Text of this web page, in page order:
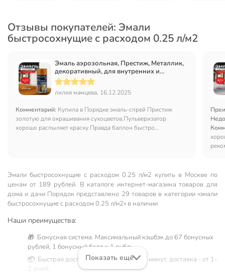
Отзывы покупателей: Эмали
быстросохнущие с расходом 0.25 л/м2
Эмаль аэрозольная, Престиж, Металлик,
декоративный, для внутренних и
наружных работ, акриловая, глянцевая,
золотая, 520 мл
лилия мамцева, 16.12.2025
Комментарий: Купила в Порядке эмаль-спрей Пристиж
золотую для окрашивания сухоцветов.Пульверизатор
хорошо распыляет краску.Правда баллон быстро
Эмали быстросохнущие с расходом 0.25 л/м2 купить в Москве по
ценам от 189 рублей. В каталоге интернет-магазина товаров для
дома и дачи Порядок представлено 29 товаров в категории «эмали
быстросохнущие с расходом 0.25 л/м2» в наличии
Наши преимущества:
🎁 Бонусная система. Максимальный кэшбэк до 67 бонусных
рублей, 1 бонусный балл = 1 рубль.
📦 Быстрая доставка. Самовывоз от 60 минут, доставка - от 1-
2 дней.
Показать ещё